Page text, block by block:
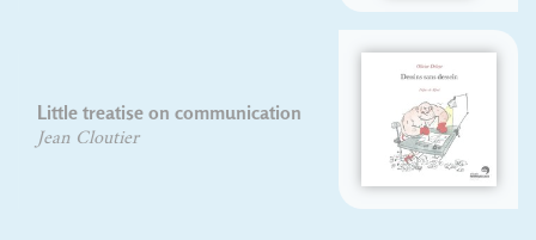
Maux du jour